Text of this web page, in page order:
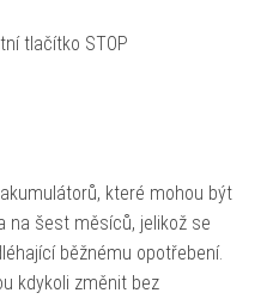
tlačítko STOP
které mohou být
na šest měsíců, jelikož se
běžnému opotřebení.
kdykoli změnit bez